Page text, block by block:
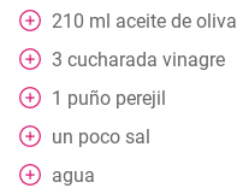
210 ml aceite de oliva
3 cucharada vinagre
1 puño perejil
un poco sal
agua